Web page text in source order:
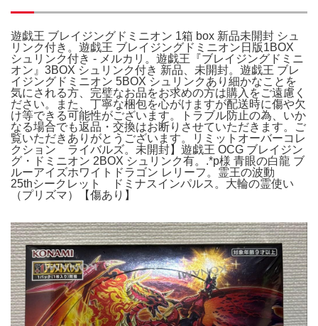
遊戯王 ブレイジングドミニオン 1箱 box 新品未開封 シュ
リンク付き。遊戯王 ブレイジングドミニオン日版1BOX
シュリンク付き - メルカリ。遊戯王『ブレイジングドミニ
オン』3BOX シュリンク付き 新品、未開封。遊戯王 ブレ
イジングドミニオン 5BOX シュリンクあり細かなことを
気にされる方、完璧なお品をお求めの方は購入をご遠慮く
ださい。また、丁寧な梱包を心がけますが配送時に傷や欠
け等できる可能性がございます。トラブル防止の為、いか
なる場合でも返品・交換はお断りさせていただきます。ご
覧いただきありがとうございます。リミットオーバーコレ
クション ライバルズ。未開封】遊戯王 OCG ブレイジン
グ・ドミニオン 2BOX シュリンク有。.*p様 青眼の白龍 ブ
ルーアイズホワイトドラゴン レリーフ。霊王の波動
25thシークレット ドミナスインパルス。大輪の霊使い
（プリズマ）【傷あり】